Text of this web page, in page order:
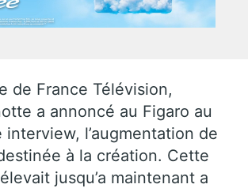
de France Télévision,
a annoncé au Figaro au
interview, l’augmentation de
à la création. Cette
jusqu’a maintenant a